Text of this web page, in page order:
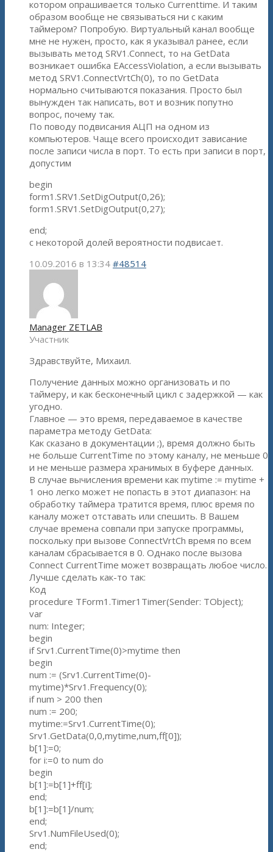
котором опрашивается только Currenttime. И таким
образом вообще не связываться ни с каким
таймером? Попробую. Виртуальный канал вообще
мне не нужен, просто, как я указывал ранее, если
вызывать метод SRV1.Connect, то на GetData
возникает ошибка EAccessViolation, а если вызывать
метод SRV1.ConnectVrtCh(0), то по GetData
нормально считываются показания. Просто был
вынужден так написать, вот и возник попутно
вопрос, почему так.
По поводу подвисания АЦП на одном из
компьютеров. Чаще всего происходит зависание
после записи числа в порт. То есть при записи в порт,
допустим
begin
form1.SRV1.SetDigOutput(0,26);
form1.SRV1.SetDigOutput(0,27);
end;
с некоторой долей вероятности подвисает.
10.09.2016 в 13:34 #48514
Manager ZETLAB
Участник
Здравствуйте, Михаил.
Получение данных можно организовать и по
таймеру, и как бесконечный цикл с задержкой — как
угодно.
Главное — это время, передаваемое в качестве
параметра методу GetData:
Как сказано в документации ;), время должно быть
не больше CurrentTime по этому каналу, не меньше 0
и не меньше размера хранимых в буфере данных.
В случае вычисления времени как mytime := mytime +
1 оно легко может не попасть в этот диапазон: на
обработку таймера тратится время, плюс время по
каналу может отставать или спешить. В Вашем
случае времена совпали при запуске программы,
поскольку при вызове ConnectVrtCh время по всем
каналам сбрасывается в 0. Однако после вызова
Connect CurrentTime может возвращать любое число.
Лучше сделать как-то так:
Код
procedure TForm1.Timer1Timer(Sender: TObject);
var
num: Integer;
begin
if Srv1.CurrentTime(0)>mytime then
begin
num := (Srv1.CurrentTime(0)-
mytime)*Srv1.Frequency(0);
if num > 200 then
num := 200;
mytime:=Srv1.CurrentTime(0);
Srv1.GetData(0,0,mytime,num,ff[0]);
b[1]:=0;
for i:=0 to num do
begin
b[1]:=b[1]+ff[i];
end;
b[1]:=b[1]/num;
end;
Srv1.NumFileUsed(0);
end;